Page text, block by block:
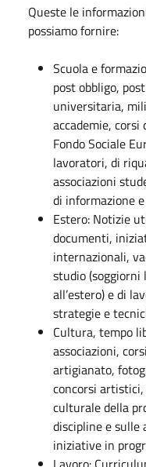
Queste le
possiamo fornire:
Scuola e
post obbligo,
universitaria,
accademie, corsi
Fondo Sociale
lavoratori, di
associazioni
di informazione
Estero: Notizie
documenti,
internazionali,
studio
all’estero) e di
strategie e
Cultura, tempo
associazioni,
artigianato,
concorsi
culturale della
discipline e sulle
iniziative in